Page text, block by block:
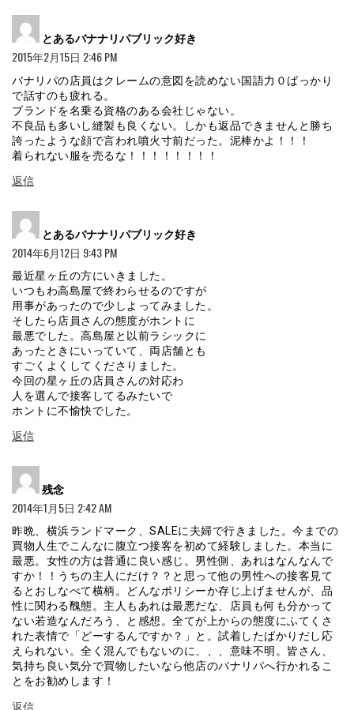
とあるバナナリパブリック好き
2015年2月15日 2:46 PM
バナリパの店員はクレームの意図を読めない国語力０ばっかり
で話すのも疲れる。
ブランドを名乗る資格のある会社じゃない。
不良品も多いし縫製も良くない。しかも返品できませんと勝ち
誇ったような顔で言われ噴火寸前だった。泥棒かよ！！！
着られない服を売るな！！！！！！！！
返信
とあるバナナリパブリック好き
2014年6月12日 9:43 PM
最近星ヶ丘の方にいきました。
いつもわ高島屋で終わらせるのですが
用事があったので少しよってみました。
そしたら店員さんの態度がホントに
最悪でした。高島屋と以前ラシックに
あったときにいっていて、両店舗とも
すごくよくしてくださりました。
今回の星ヶ丘の店員さんの対応わ
人を選んで接客してるみたいで
ホントに不愉快でした。
返信
残念
2014年1月5日 2:42 AM
昨晩、横浜ランドマーク、SALEに夫婦で行きました。今までの
買物人生でこんなに腹立つ接客を初めて経験しました。本当に
最悪。女性の方は普通に良い感じ。男性側、あれはなんなんで
すか！！うちの主人にだけ？？と思って他の男性への接客見て
るとおしなべて横柄。どんなポリシーか存じ上げませんが、品
性に関わる醜態。主人もあれは最悪だな、店員も何も分かって
ない若造なんだろう、と感想。全てが上からの態度にふてくさ
れた表情で「どーするんですか？」と。試着したばかりだし応
えられない。全く混んでもないのに、、、意味不明。皆さん、
気持ち良い気分で買物したいなら他店のバナリパへ行かれるこ
とをお勧めします！
返信